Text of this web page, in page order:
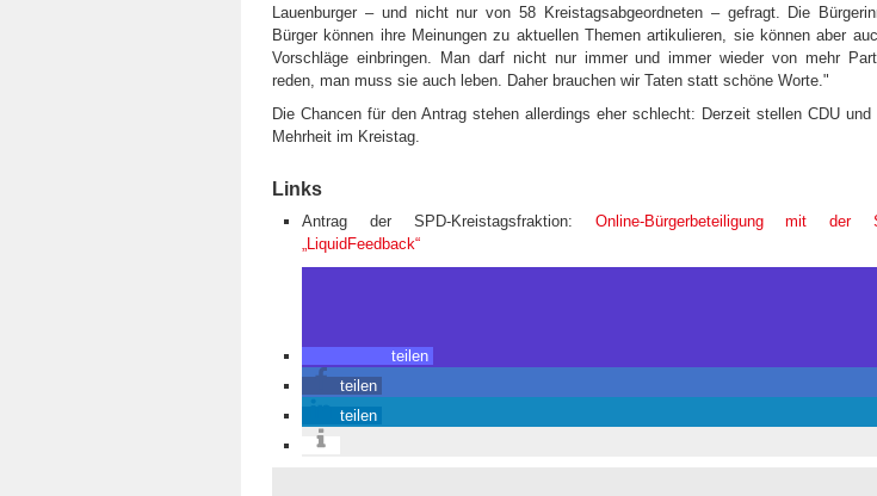
Lauenburger – und nicht nur von 58 Kreistagsabgeordneten – gefragt. Die
Bürger können ihre Meinungen zu aktuellen Themen artikulieren, sie können aber
Vorschläge einbringen. Man darf nicht nur immer und immer wieder von mehr
reden, man muss sie auch leben. Daher brauchen wir Taten statt schöne Worte."
Die Chancen für den Antrag stehen allerdings eher schlecht: Derzeit stellen CDU und
Mehrheit im Kreistag.
Links
Antrag der SPD-Kreistagsfraktion: Online-Bürgerbeteiligung mit der
„LiquidFeedback“
teilen
teilen
teilen